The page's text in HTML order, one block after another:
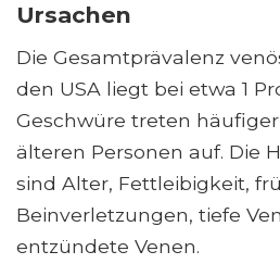
Ursachen
Die Gesamtprävalenz
den USA liegt bei etwa 1
Geschwüre treten
älteren Personen auf. Die
sind Alter, Fettleibigkeit,
Beinverletzungen, tiefe
entzündete Venen.